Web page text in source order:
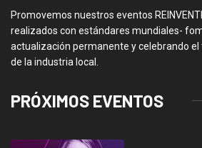
Promovemos nuestros eventos
realizados con estándares mundiales-
actualización permanente y celebrando
de la industria local.
PRÓXIMOS EVENTOS